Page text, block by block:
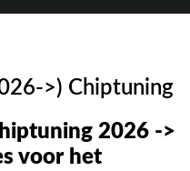
>) Chiptuning
2026 ->
voor het